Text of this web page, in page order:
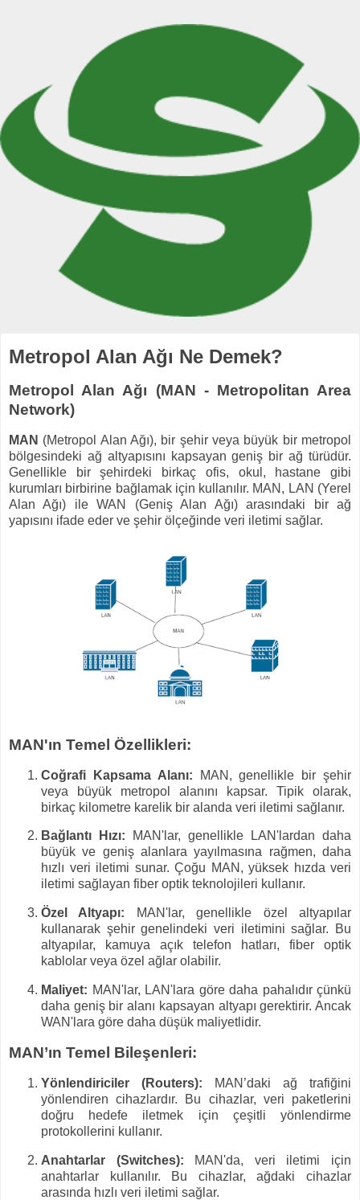
Metropol Alan Ağı Ne Demek?
Metropol Alan Ağı (MAN - Metropolitan Area
Network)
MAN (Metropol Alan Ağı), bir şehir veya büyük bir metropol
bölgesindeki ağ altyapısını kapsayan geniş bir ağ türüdür.
Genellikle bir şehirdeki birkaç ofis, okul, hastane gibi
kurumları birbirine bağlamak için kullanılır. MAN, LAN (Yerel
Alan Ağı) ile WAN (Geniş Alan Ağı) arasındaki bir ağ
yapısını ifade eder ve şehir ölçeğinde veri iletimi sağlar.
MAN'ın Temel Özellikleri:
Coğrafi Kapsama Alanı: MAN, genellikle bir şehir
veya büyük metropol alanını kapsar. Tipik olarak,
birkaç kilometre karelik bir alanda veri iletimi sağlanır.
Bağlantı Hızı: MAN'lar, genellikle LAN'lardan daha
büyük ve geniş alanlara yayılmasına rağmen, daha
hızlı veri iletimi sunar. Çoğu MAN, yüksek hızda veri
iletimi sağlayan fiber optik teknolojileri kullanır.
Özel Altyapı: MAN'lar, genellikle özel altyapılar
kullanarak şehir genelindeki veri iletimini sağlar. Bu
altyapılar, kamuya açık telefon hatları, fiber optik
kablolar veya özel ağlar olabilir.
Maliyet: MAN'lar, LAN'lara göre daha pahalıdır çünkü
daha geniş bir alanı kapsayan altyapı gerektirir. Ancak
WAN'lara göre daha düşük maliyetlidir.
MAN’ın Temel Bileşenleri:
Yönlendiriciler (Routers): MAN’daki ağ trafiğini
yönlendiren cihazlardır. Bu cihazlar, veri paketlerini
doğru hedefe iletmek için çeşitli yönlendirme
protokollerini kullanır.
Anahtarlar (Switches): MAN'da, veri iletimi için
anahtarlar kullanılır. Bu cihazlar, ağdaki cihazlar
arasında hızlı veri iletimi sağlar.